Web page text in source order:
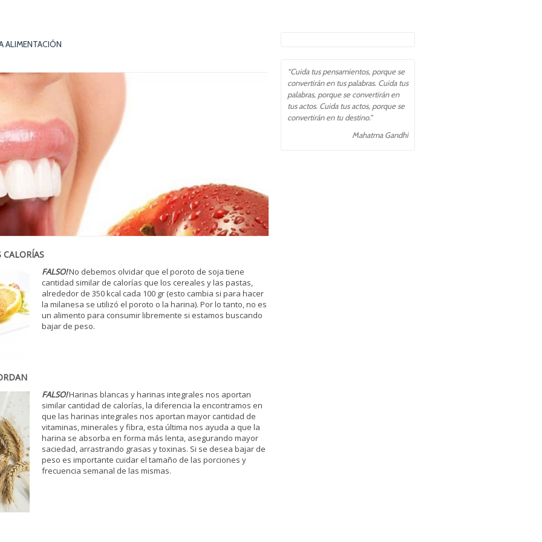
ALIMENTACIÓN
CALORÍAS
FALSO!No debemos olvidar que el poroto de soja tiene
cantidad similar de calorías que los cereales y las pastas,
alrededor de 350 kcal cada 100 gr (esto cambia si para hacer
la milanesa se utilizó el poroto o la harina). Por lo tanto, no es
un alimento para consumir libremente si estamos buscando
bajar de peso.
FALSO!Harinas blancas y harinas integrales nos aportan
similar cantidad de calorías, la diferencia la encontramos en
que las harinas integrales nos aportan mayor cantidad de
vitaminas, minerales y fibra, esta última nos ayuda a que la
harina se absorba en forma más lenta, asegurando mayor
saciedad, arrastrando grasas y toxinas. Si se desea bajar de
peso es importante cuidar el tamaño de las porciones y
frecuencia semanal de las mismas.
“Cuida tus pensamientos, porque se
convertirán en tus palabras. Cuida tus
palabras, porque se convertirán en
tus actos. Cuida tus actos, porque se
convertirán en tu destino.”
Mahatma Gandhi